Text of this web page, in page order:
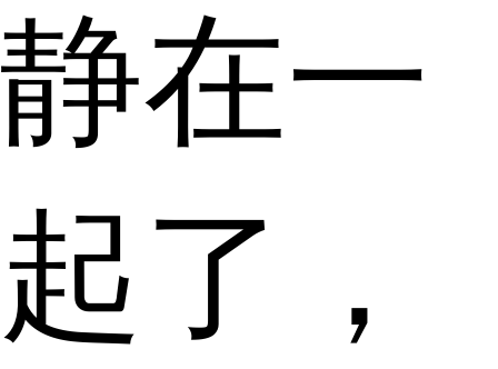
静在一
起了，